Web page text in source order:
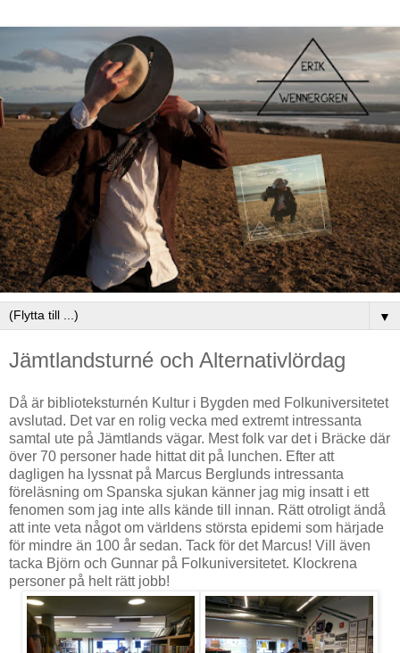
▼
Jämtlandsturné och Alternativlördag
Då är biblioteksturnén Kultur i Bygden med Folkuniversitetet
avslutad. Det var en rolig vecka med extremt intressanta
samtal ute på Jämtlands vägar. Mest folk var det i Bräcke där
över 70 personer hade hittat dit på lunchen. Efter att
dagligen ha lyssnat på Marcus Berglunds intressanta
föreläsning om Spanska sjukan känner jag mig insatt i ett
fenomen som jag inte alls kände till innan. Rätt otroligt ändå
att inte veta något om världens största epidemi som härjade
för mindre än 100 år sedan. Tack för det Marcus! Vill även
tacka Björn och Gunnar på Folkuniversitetet. Klockrena
personer på helt rätt jobb!